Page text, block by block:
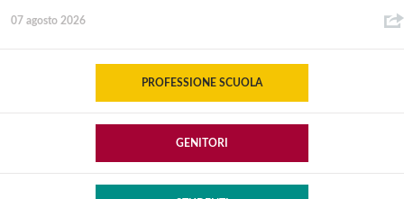
07 agosto 2026
PROFESSIONE SCUOLA
GENITORI